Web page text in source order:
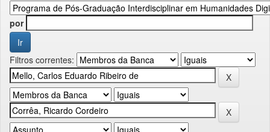
por
Filtros correntes: